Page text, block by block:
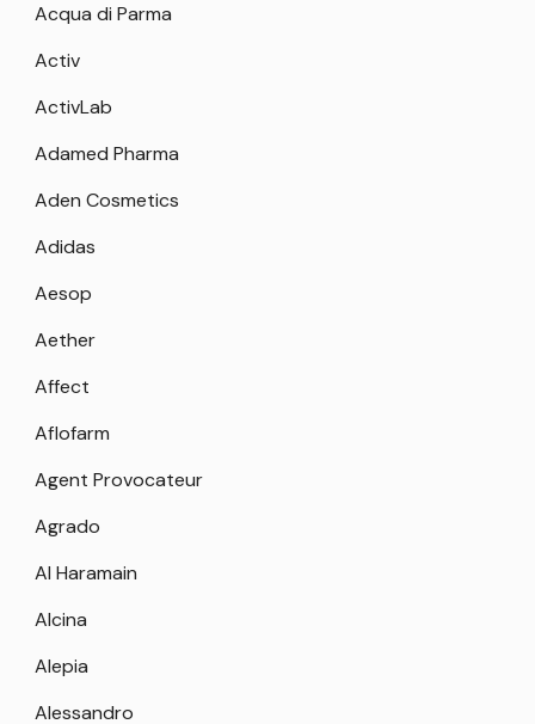
Acqua di Parma
Activ
ActivLab
Adamed Pharma
Aden Cosmetics
Adidas
Aesop
Aether
Affect
Aflofarm
Agent Provocateur
Agrado
Al Haramain
Alcina
Alepia
Alessandro